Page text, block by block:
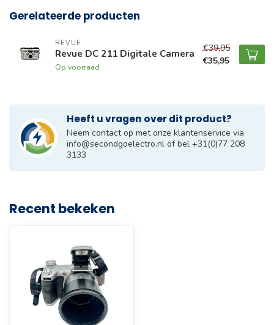
Gerelateerde producten
REVUE
Revue DC 211 Digitale Camera
Op voorraad
€39,95
€35,95
Heeft u vragen over dit product?
Neem contact op met onze klantenservice via
info@secondgoelectro.nl of bel +31(0)77 208
3133
Recent bekeken